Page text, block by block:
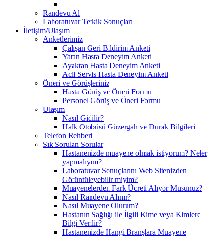
Randevu Al
Laboratuvar Tetkik Sonuçları
İletişim/Ulaşım
Anketlerimiz
Çalışan Geri Bildirim Anketi
Yatan Hasta Deneyim Anketi
Ayaktan Hasta Deneyim Anketi
Acil Servis Hasta Deneyim Anketi
Öneri ve Görüşleriniz
Hasta Görüş ve Öneri Formu
Personel Görüş ve Öneri Formu
Ulaşım
Nasıl Gidilir?
Halk Otobüsü Güzergah ve Durak Bilgileri
Telefon Rehberi
Sık Sorulan Sorular
Hastanenizde muayene olmak istiyorum? Neler
yapmalıyım?
Laboratuvar Sonuçlarını Web Sitenizden
Görüntüleyebilir miyim?
Muayenelerden Fark Ücreti Alıyor Musunuz?
Nasıl Randevu Alınır?
Nasıl Muayene Olurum?
Hastanın Sağlığı ile İlgili Kime veya Kimlere
Bilgi Verilir?
Hastanenizde Hangi Branşlara Muayene